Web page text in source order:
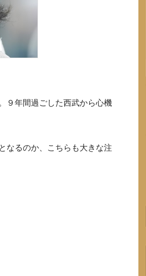
。９年間過ごした西武から心機
なるのか、こちらも大きな注